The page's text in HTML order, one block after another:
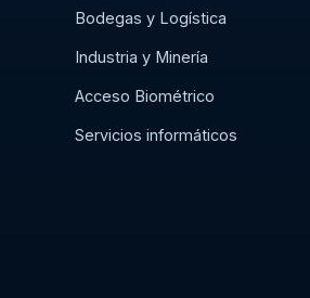
Bodegas y Logística
Industria y Minería
Acceso Biométrico
Servicios informáticos